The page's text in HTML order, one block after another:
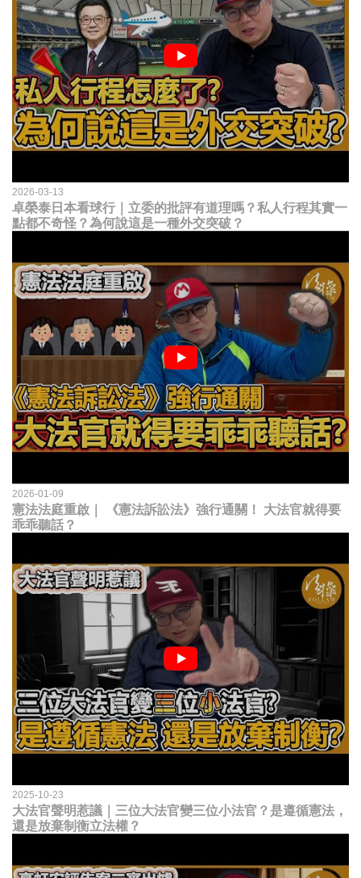
2026-03-13
卓榮泰日本看球行｜立委的批評有道理嗎？私人行程其實一
點都不奇怪？為何說這是一種外交突破？
2026-01-09
憲法法庭重啟｜ 《憲法訴訟法》強行通關！ 大法官就得要
乖乖聽話？
2025-10-23
大法官聲明惹議｜三位大法官變三位小法官？是遵循憲法，
還是放棄制衡立法權？